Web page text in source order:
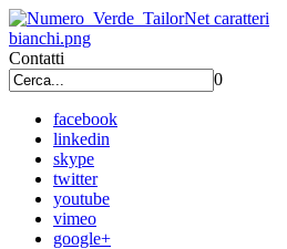
Contatti
0
facebook
linkedin
skype
twitter
youtube
vimeo
google+